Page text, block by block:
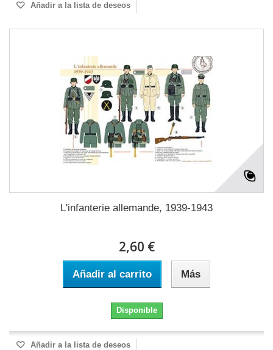
Añadir a la lista de deseos
L'infanterie allemande, 1939-1943
2,60 €
Añadir al carrito Más
Disponible
Añadir a la lista de deseos